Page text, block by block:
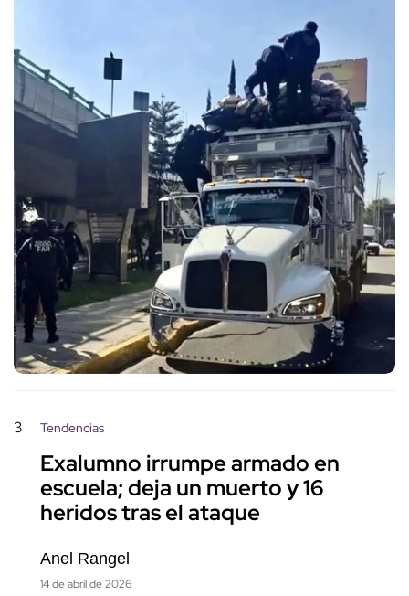
3 Tendencias
Exalumno irrumpe armado en
escuela; deja un muerto y 16
heridos tras el ataque
Anel Rangel
14 de abril de 2026